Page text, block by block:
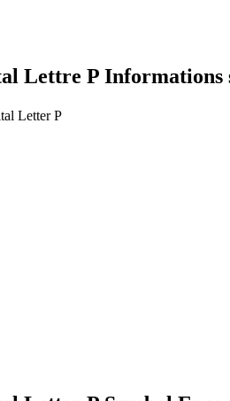
Lettre P Informations
Letter P